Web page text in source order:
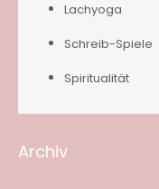
Lachyoga
Schreib-Spiele
Spiritualität
Archiv